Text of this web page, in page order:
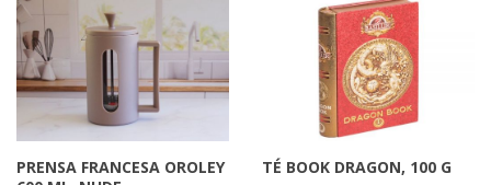
PRENSA FRANCESA OROLEY
TÉ BOOK DRAGON, 100 G